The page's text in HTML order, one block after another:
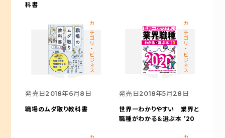
科書
カテゴリ-ビジネス
発売日 2018年6月8日
職場のムダ取り教科書
カテゴリ-ビジネス
発売日 2018年5月28日
世界一わかりやすい 業界と
職種がわかる＆選ぶ本 ’20